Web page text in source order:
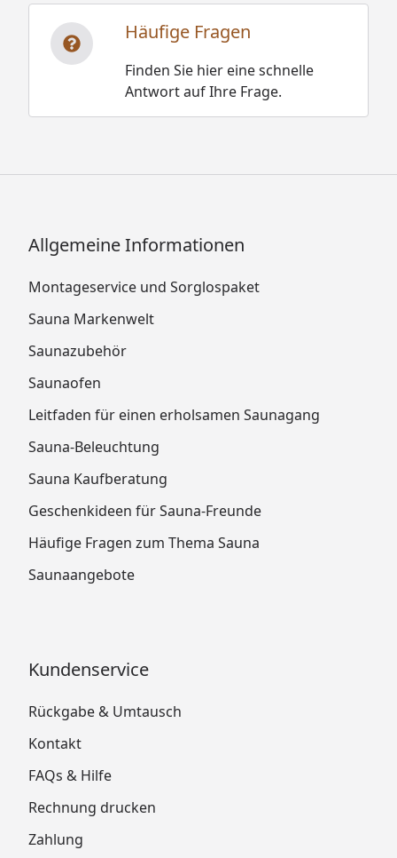
Häufige Fragen
Finden Sie hier eine schnelle
Antwort auf Ihre Frage.
Allgemeine Informationen
Montageservice und Sorglospaket
Sauna Markenwelt
Saunazubehör
Saunaofen
Leitfaden für einen erholsamen Saunagang
Sauna-Beleuchtung
Sauna Kaufberatung
Geschenkideen für Sauna-Freunde
Häufige Fragen zum Thema Sauna
Saunaangebote
Kundenservice
Rückgabe & Umtausch
Kontakt
FAQs & Hilfe
Rechnung drucken
Zahlung